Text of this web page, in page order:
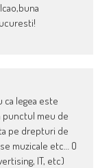
ca legea este
punctul meu de
pe drepturi de
muzicale etc… O
IT, etc)